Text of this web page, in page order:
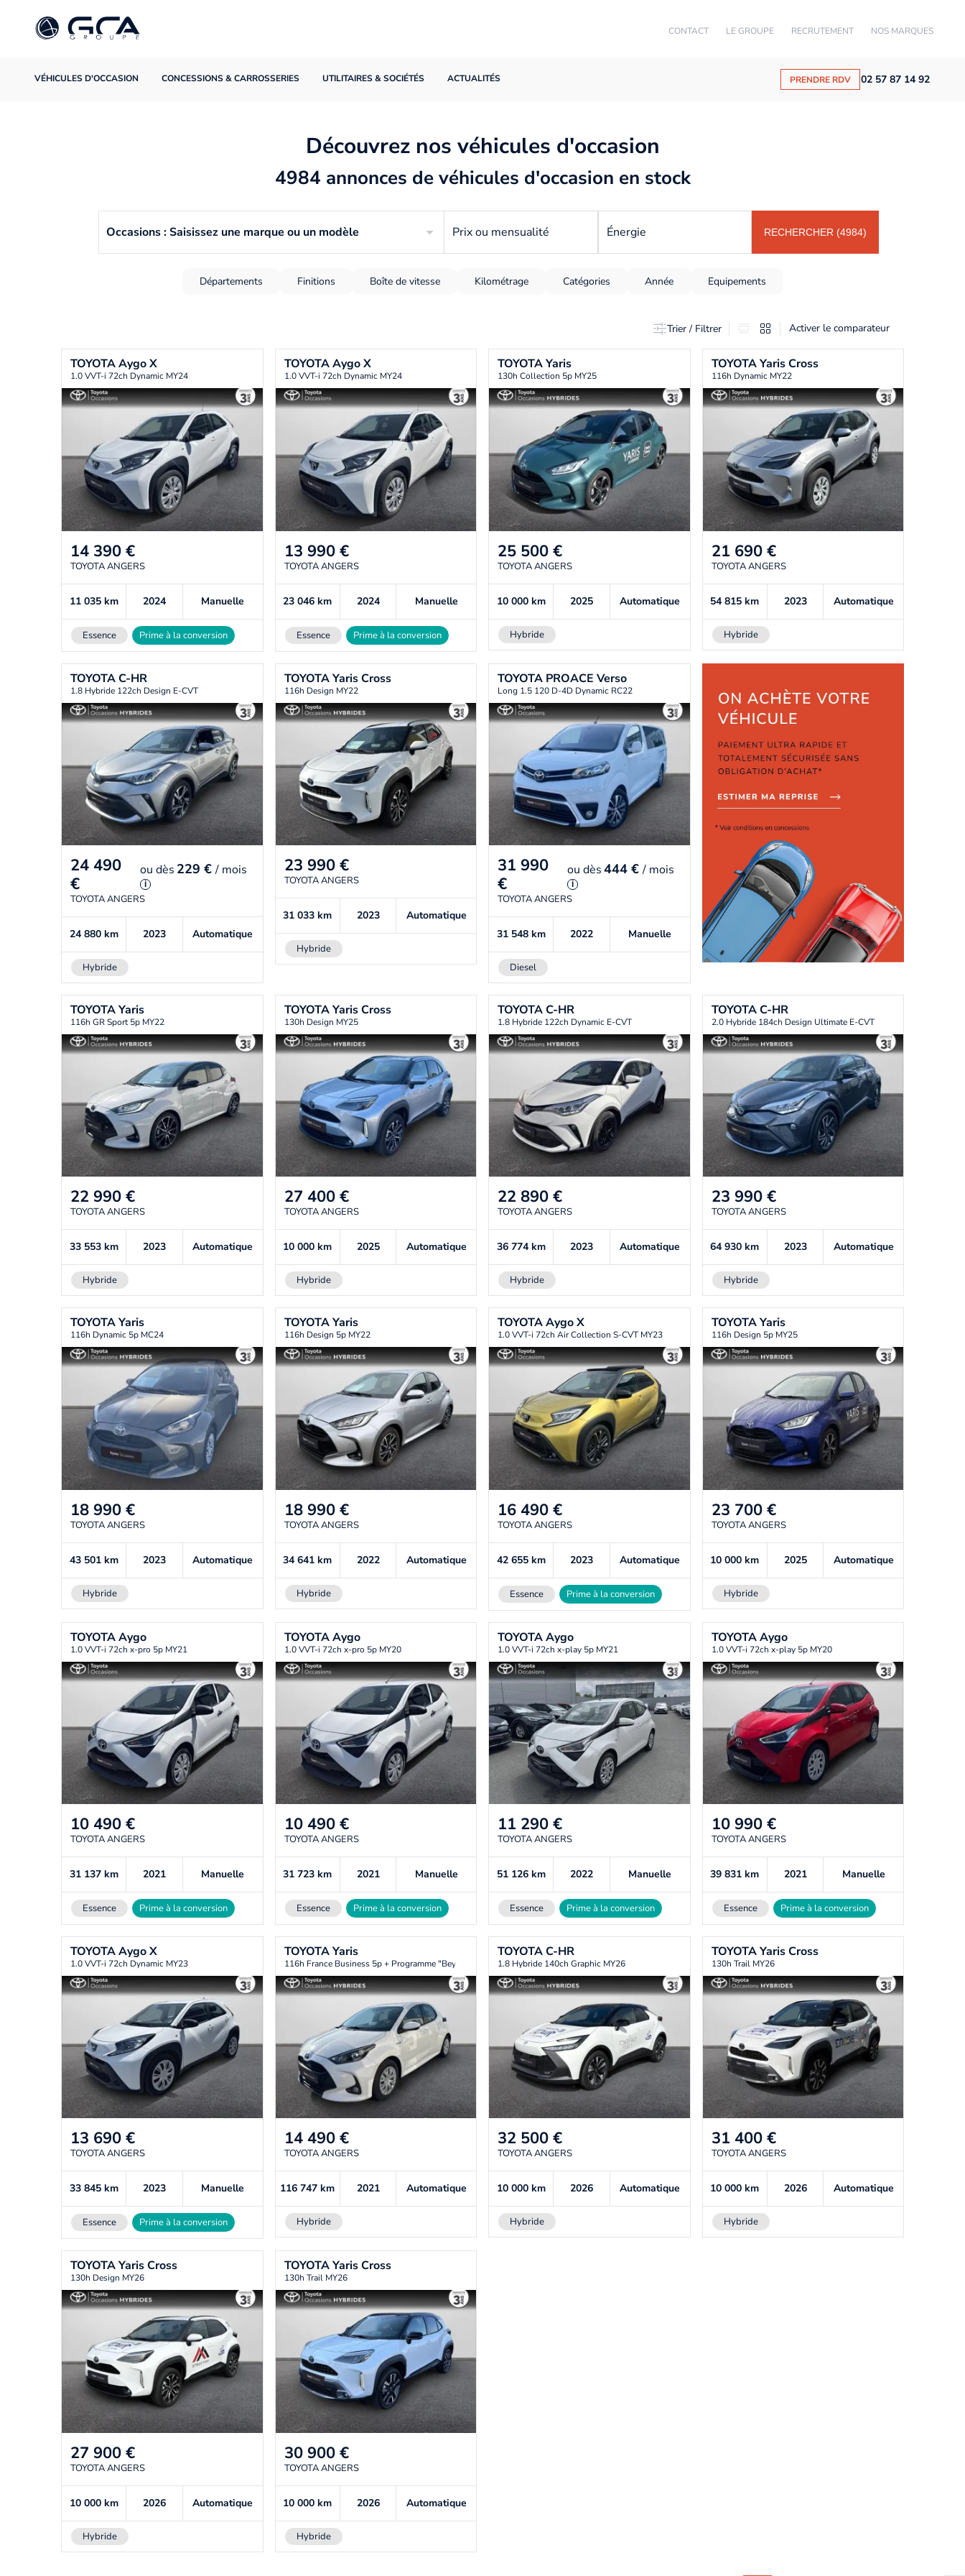
CONTACT LE GROUPE RECRUTEMENT NOS MARQUES
VÉHICULES D'OCCASION CONCESSIONS & CARROSSERIES UTILITAIRES & SOCIÉTÉS ACTUALITÉS PRENDRE RDV 02 57 87 14 92
Découvrez nos véhicules d'occasion
4984 annonces de véhicules d'occasion en stock
Occasions : Saisissez une marque ou un modèle Prix ou mensualité Énergie RECHERCHER (4984)
Départements Finitions Boîte de vitesse Kilométrage Catégories Année Equipements
Trier / Filtrer Activer le comparateur
TOYOTAAygo X
1.0 VVT-i 72ch Dynamic MY24
14 390 €
TOYOTA ANGERS
11 035 km 2024 Manuelle
Essence Prime à la conversion
TOYOTAAygo X
1.0 VVT-i 72ch Dynamic MY24
13 990 €
TOYOTA ANGERS
23 046km 2024 Manuelle
Essence Prime à la conversion
TOYOTAYaris
130h Collection 5p MY25
25 500 €
TOYOTA ANGERS
10 000 km 2025 Automatique
Hybride
TOYOTAYaris Cross
116h Dynamic MY22
21 690 €
TOYOTA ANGERS
54 815km 2023 Automatique
Hybride
TOYOTAC-HR
1.8 Hybride 122ch Design E-CVT
24 490
€
oudès 229 €/ mois
i
TOYOTA ANGERS
24 880 km 2023 Automatique
Hybride
TOYOTAYaris Cross
116h Design MY22
23 990 €
TOYOTA ANGERS
31 033km 2023 Automatique
Hybride
TOYOTA PROACE Verso
Long 1.5 120 D-4D Dynamic RC22
31 990
€
oudès444 €/ mois
i
TOYOTA ANGERS
31 548 km 2022 Manuelle
Diesel
TOYOTAYaris
116h GR Sport 5p MY22
22 990 €
TOYOTA ANGERS
33 553 km 2023 Automatique
Hybride
TOYOTAYaris Cross
130h Design MY25
27 400 €
TOYOTA ANGERS
10 000km 2025 Automatique
Hybride
TOYOTAC-HR
1.8 Hybride 122ch Dynamic E-CVT
22 890 €
TOYOTA ANGERS
36 774 km 2023 Automatique
Hybride
TOYOTAC-HR
2.0 Hybride 184ch Design Ultimate E-CVT
23 990 €
TOYOTA ANGERS
64 930km 2023 Automatique
Hybride
TOYOTAYaris
116h Dynamic 5p MC24
18 990 €
TOYOTA ANGERS
43 501 km 2023 Automatique
Hybride
TOYOTAYaris
116h Design 5p MY22
18 990 €
TOYOTA ANGERS
34 641km 2022 Automatique
Hybride
TOYOTAAygo X
1.0 VVT-i 72ch Air Collection S-CVT MY23
16 490 €
TOYOTA ANGERS
42 655 km 2023 Automatique
Essence Prime à la conversion
TOYOTAYaris
116h Design 5p MY25
23 700 €
TOYOTA ANGERS
10 000km 2025 Automatique
Hybride
TOYOTAAygo
1.0 VVT-i 72ch x-pro 5p MY21
10 490 €
TOYOTA ANGERS
31 137 km 2021 Manuelle
Essence Prime à la conversion
TOYOTAAygo
1.0 VVT-i 72ch x-pro 5p MY20
10 490 €
TOYOTA ANGERS
31 723km 2021 Manuelle
Essence Prime à la conversion
TOYOTAAygo
1.0 VVT-i 72ch x-play 5p MY21
11 290 €
TOYOTA ANGERS
51 126 km 2022 Manuelle
Essence Prime à la conversion
TOYOTAAygo
1.0 VVT-i 72ch x-play 5p MY20
10 990 €
TOYOTA ANGERS
39 831km 2021 Manuelle
Essence Prime à la conversion
TOYOTAAygo X
1.0 VVT-i 72ch Dynamic MY23
13 690 €
TOYOTA ANGERS
33 845 km 2023 Manuelle
Essence Prime à la conversion
TOYOTAYaris
116h France Business 5p + Programme "Beyond Zero Academy"
14 490 €
TOYOTA ANGERS
116 747km 2021 Automatique
Hybride
TOYOTAC-HR
1.8 Hybride 140ch Graphic MY26
32 500 €
TOYOTA ANGERS
10 000 km 2026 Automatique
Hybride
TOYOTAYaris Cross
130h Trail MY26
31 400 €
TOYOTA ANGERS
10 000km 2026 Automatique
Hybride
TOYOTAYaris Cross
130h Design MY26
27 900 €
TOYOTA ANGERS
10 000 km 2026 Automatique
Hybride
TOYOTAYaris Cross
130h Trail MY26
30 900 €
TOYOTA ANGERS
10 000km 2026 Automatique
Hybride